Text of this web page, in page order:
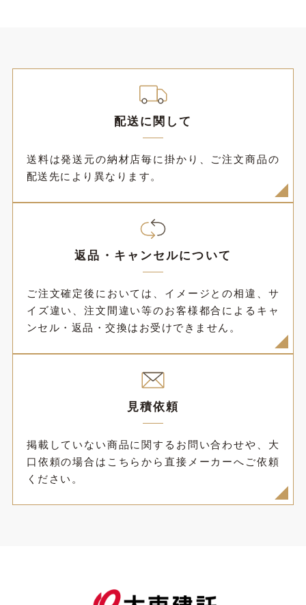
配送に関して
送料は発送元の納材店毎に掛かり、ご注文商品の
配送先により異なります。
返品・キャンセルについて
ご注文確定後においては、イメージとの相違、サ
イズ違い、注文間違い等のお客様都合によるキャ
ンセル・返品・交換はお受けできません。
見積依頼
掲載していない商品に関するお問い合わせや、大
口依頼の場合はこちらから直接メーカーへご依頼
ください。